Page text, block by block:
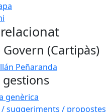
Govern (Cartipàs)
Peñaranda
genèrica
/ suggeriments / propostes